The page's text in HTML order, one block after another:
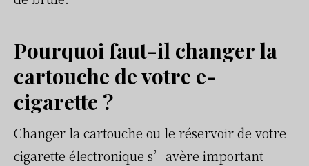
Pourquoi faut-il changer la
cartouche de votre e-
cigarette ?
Changer la cartouche ou le réservoir de votre
cigarette électronique s’avère important